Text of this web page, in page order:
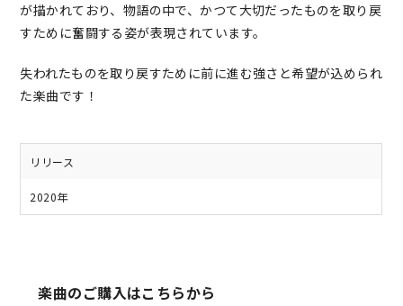
が描かれており、物語の中で、かつて大切だったものを取り戻
すために奮闘する姿が表現されています。
失われたものを取り戻すために前に進む強さと希望が込められ
た楽曲です！
リリース
2020年
楽曲のご購入はこちらから